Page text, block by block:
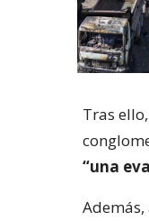
Tras
“una